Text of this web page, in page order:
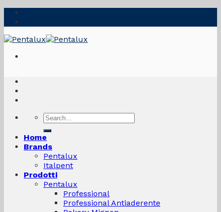
Skip
Search
for:
Home
Brands
Pentalux
Italpent
Prodotti
Pentalux
Professional
Professional Antiaderente